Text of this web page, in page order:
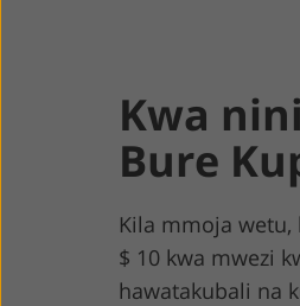
Kwa
Bure
Kila mmoja wetu,
$ 10 kwa mwezi
hawatakubali na